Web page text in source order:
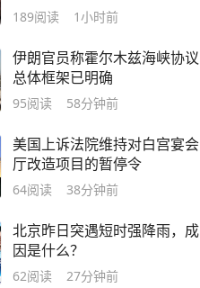
189阅读 1小时前
伊朗官员称霍尔木兹海峡协议
总体框架已明确
95阅读 58分钟前
美国上诉法院维持对白宫宴会
厅改造项目的暂停令
64阅读 38分钟前
北京昨日突遇短时强降雨，成
因是什么？
62阅读 27分钟前